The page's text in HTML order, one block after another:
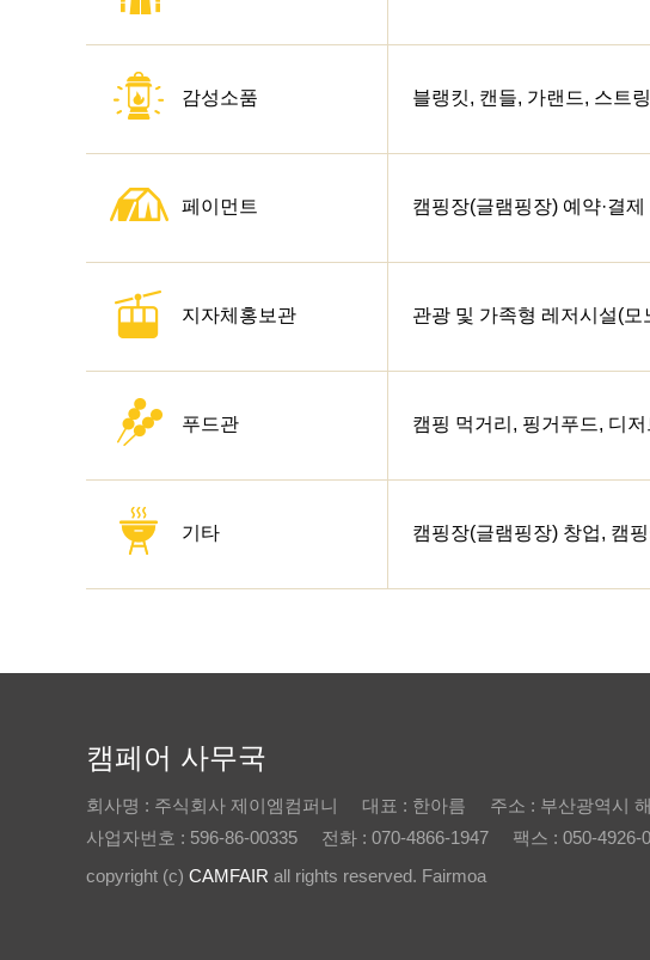
감성소품 블랭킷, 캔들, 가랜드, 스트
페이먼트 캠핑장(글램핑장) 예약·결
지자체 홍보관 관광 및 가족형 레저시설(
푸드관 캠핑 먹거리, 핑거푸드, 디
기타 캠핑장(글램핑장) 창업, 캠
캠페어 사무국
회사명 : 주식회사 제이엠컴퍼니 대표 : 한아름
주소 : 부산광역시
사업자번호 : 596-86-00335
전화 : 070-4866-1947 팩스 : 050-4926-
copyright (c) CAMFAIR all rights reserved. Fairmoa